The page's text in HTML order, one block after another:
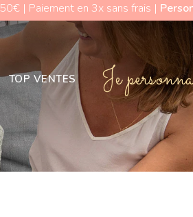
| Paiement en 3x sans frais |
TOP VENTES Je